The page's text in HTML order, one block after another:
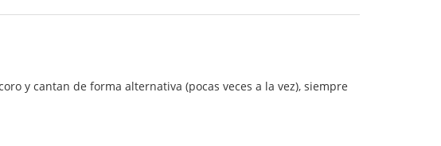
y cantan de forma alternativa (pocas veces a la vez), siempre